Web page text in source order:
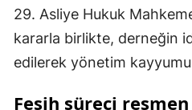
29. Asliye Hukuk
kararla birlikte, derneğin
edilerek yönetim kayyumu
Fesih süreci resmen